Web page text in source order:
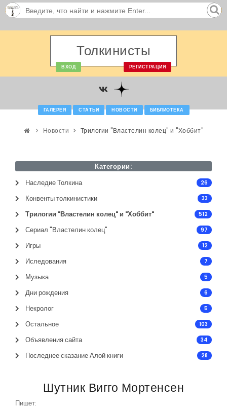
Толкинисты
ВХОД РЕГИСТРАЦИЯ
ГАЛЕРЕЯ СТАТЬИ НОВОСТИ БИБЛИОТЕКА
Новости Трилогии "Властелин колец" и "Хоббит"
Категории:
Наследие Толкина
26
Конвенты толкинистики 33
Трилогии "Властелин колец" и "Хоббит" 512
Сериал "Властелин колец" 97
Игры 12
Иследования 7
Музыка 5
Дни рождения 6
Некролог 5
Остальное 103
Объявления сайта 34
Последнее сказание Алой книги 28
Шутник Вигго Мортенсен
Пишет: